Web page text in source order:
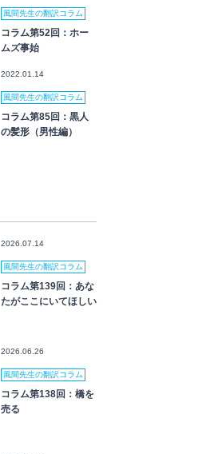
風間先生の翻訳コラム
コラム第52回：ホー
ムズ事始
2022.01.14
風間先生の翻訳コラム
コラム第85回：黒人
の髪形（男性編）
2026.07.14
風間先生の翻訳コラム
コラム第139回：あな
たがここにいてほしい
2026.06.26
風間先生の翻訳コラム
コラム第138回：橋を
売る